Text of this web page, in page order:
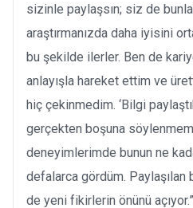
sizinle paylaşsın; siz de
araştırmanızda daha iyisini
bu şekilde ilerler. Ben de
anlayışla hareket ettim ve
hiç çekinmedim. ‘Bilgi
gerçekten boşuna
deneyimlerimde bunun ne
defalarca gördüm.
de yeni fikirlerin önünü